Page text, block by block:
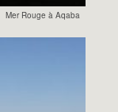
Mer Rouge à Aqaba